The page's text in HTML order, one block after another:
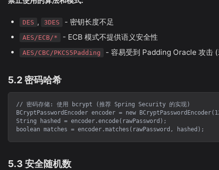
DES , 3DES - 密钥长度不足
AES/ECB/* - ECB 模式不提供语义安全性
AES/CBC/PKCS5Padding - 容易受到 Padding Oracle 攻击
5.2 密码哈希
// 密码存储: 使用 bcrypt (推荐 Spring Security 的实现)
BCryptPasswordEncoder encoder = new
String hashed = encoder.encode(rawPassword);
boolean matches = encoder.matches(rawPassword, hashed);
5.3 安全随机数